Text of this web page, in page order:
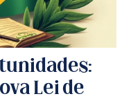
Lei de